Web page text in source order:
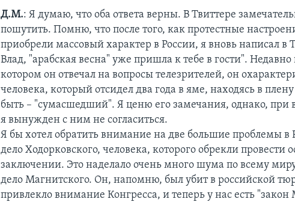
Д.М.: Я думаю, что оба ответа верны. В Твиттере
пошутить. Помню, что после того, как протестные
приобрели массовый характер в России, я вновь написал в
Влад, "арабская весна" уже пришла к тебе в гости".
котором он отвечал на вопросы телезрителей, он
человека, который отсидел два года в яме, находясь в
быть – "сумасшедший". Я ценю его замечания, однако,
я вынужден с ним не согласиться.
Я бы хотел обратить внимание на две большие проблемы в
дело Ходорковского, человека, которого обрекли провести
заключении. Это наделало очень много шума по всему
дело Магнитского. Он, напомню, был убит в российской
привлекло внимание Конгресса, и теперь у нас есть "закон